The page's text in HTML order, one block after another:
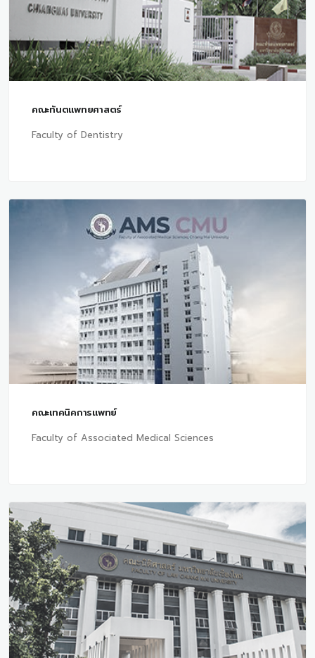
คณะทันตแพทยศาสตร์
Faculty of Dentistry
คณะเทคนิคการแพทย์
Faculty of Associated Medical Sciences